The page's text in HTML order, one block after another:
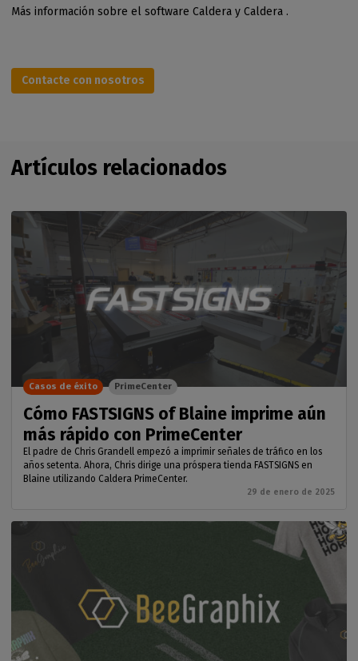
Más información sobre el software Caldera y Caldera .
Contacte con nosotros
Artículos relacionados
Cómo FASTSIGNS of Blaine imprime aún
más rápido con PrimeCenter
El padre de Chris Grandell empezó a imprimir señales de tráfico en los
años setenta. Ahora, Chris dirige una próspera tienda FASTSIGNS en
Blaine utilizando Caldera PrimeCenter.
29 de enero de 2025
Casos de éxito PrimeCenter